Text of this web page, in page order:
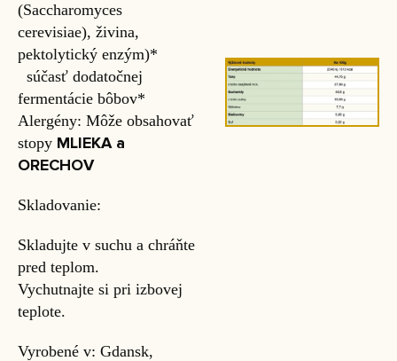
(Saccharomyces
cerevisiae), živina,
pektolytický enzým)*
súčasť dodatočnej
fermentácie bôbov*
Alergény: Môže obsahovať
stopy MLIEKA a
ORECHOV
Skladovanie:
Skladujte v suchu a chráňte
pred teplom.
Vychutnajte si pri izbovej
teplote.
Vyrobené v: Gdansk,